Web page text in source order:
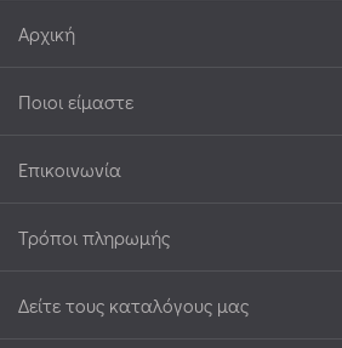
Αρχική
Ποιοι είμαστε
Επικοινωνία
Τρόποι πληρωμής
Δείτε τους καταλόγους μας